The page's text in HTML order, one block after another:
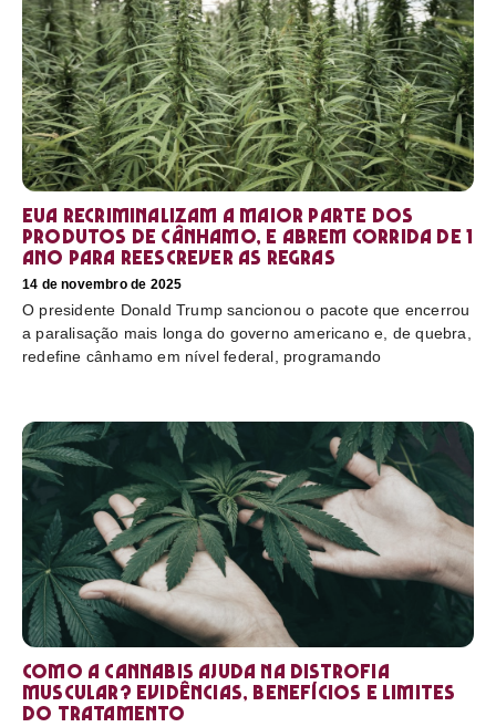
EUA recriminalizam a maior parte dos
produtos de cânhamo, e abrem corrida de 1
ano para reescrever as regras
14 de novembro de 2025
O presidente Donald Trump sancionou o pacote que encerrou
a paralisação mais longa do governo americano e, de quebra,
redefine cânhamo em nível federal, programando
Como a cannabis ajuda na distrofia
muscular? Evidências, benefícios e limites
do tratamento